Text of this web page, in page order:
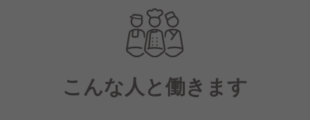
ネラル・オイスターグループ
"Everybody Oyster"というビジョンに基づき、独自の
特許技術で世界一安心安全で美味しい牡蠣を提供して
牡蠣が苦手なお客さんには“牡蠣の概念”を丸っと変え
こんな人と働きます